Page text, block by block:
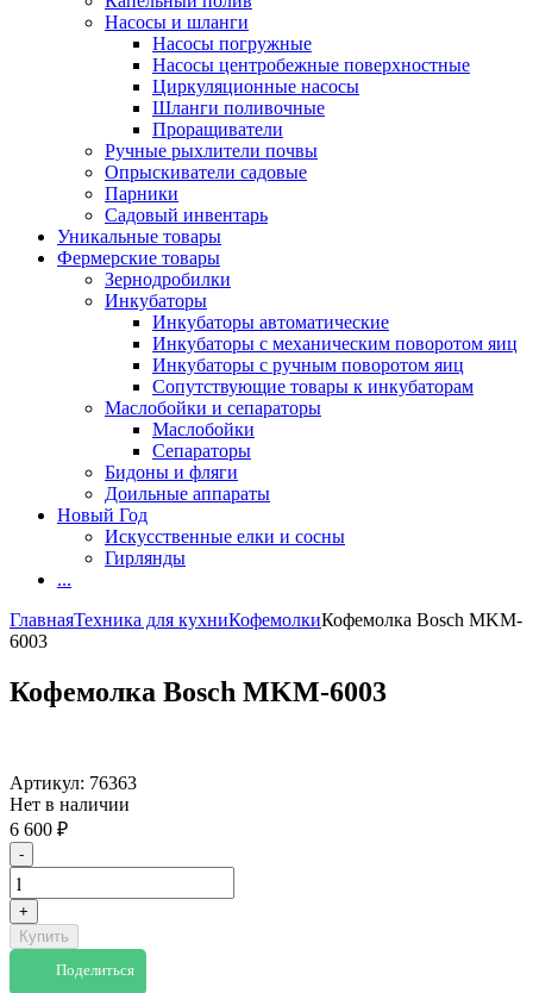
Насосы и шланги
Насосы погружные
Насосы центробежные поверхностные
Циркуляционные насосы
Шланги поливочные
Проращиватели
Ручные рыхлители почвы
Опрыскиватели садовые
Парники
Садовый инвентарь
Уникальные товары
Фермерские товары
Зернодробилки
Инкубаторы
Инкубаторы автоматические
Инкубаторы с механическим поворотом яиц
Инкубаторы с ручным поворотом яиц
Сопутствующие товары к инкубаторам
Маслобойки и сепараторы
Маслобойки
Сепараторы
Бидоны и фляги
Доильные аппараты
Новый Год
Искусственные елки и сосны
Гирлянды
...
ГлавнаяТехника для кухниКофемолкиКофемолка Bosch MKM-
6003
Кофемолка Bosch MKM-6003
Артикул: 76363
Нет в наличии
6 600 ₽
-
+
Купить
Поделиться